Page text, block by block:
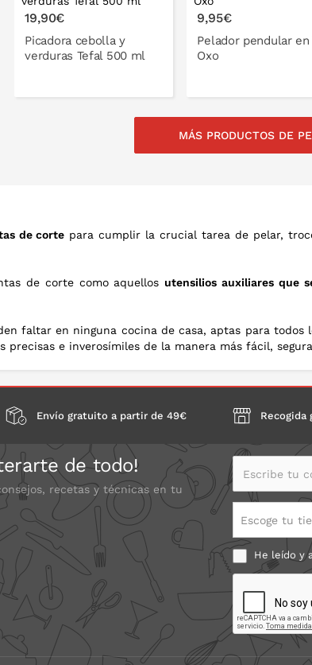
19,90€
Picadora cebolla y
verduras Tefal 500 ml
PONLO EN LA CESTA
9,95€
Pelador pendular en
Oxo
PONLO EN LA
MÁS PRODUCTOS DE
de corte para cumplir la crucial tarea de pelar,
de corte como aquellos utensilios auxiliares que
faltar en ninguna cocina de casa, aptas para
precisas e inverosímiles de la manera más fácil,
Envío gratuito a partir de 49€
de todo!
recetas y técnicas en tu
Escribe tu
Escoge tu
He leído y